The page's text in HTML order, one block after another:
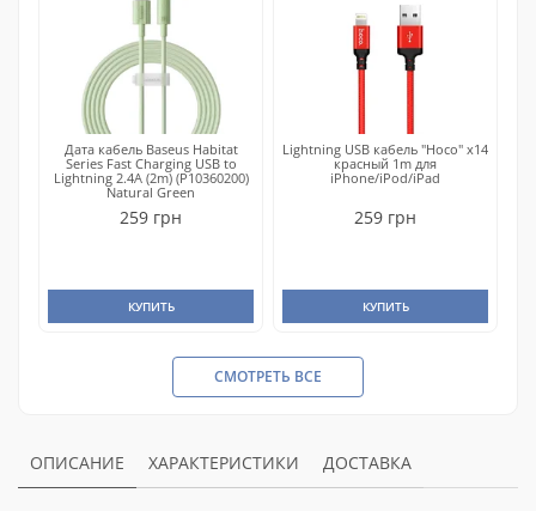
Дата кабель Baseus Habitat
Series Fast Charging USB to
Lightning 2.4A (2m) (P10360200)
Natural Green
259 грн
КУПИТЬ
Lightning USB кабель "Hoco" x14
красный 1m для
iPhone/iPod/iPad
259 грн
КУПИТЬ
СМОТРЕТЬ ВСЕ
ОПИСАНИЕ ХАРАКТЕРИСТИКИ ДОСТАВКА